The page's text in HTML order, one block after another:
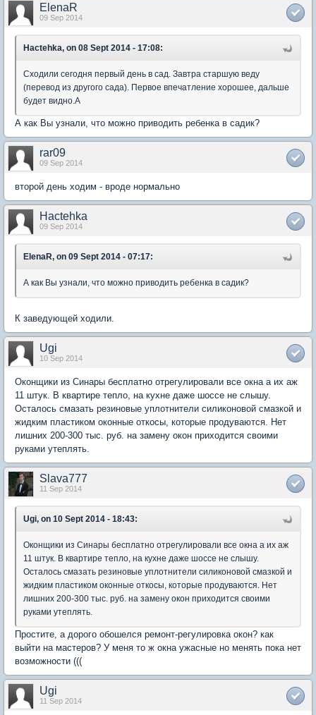
ElenaR
09 Sep 2014
Hactehka, on 08 Sept 2014 - 17:08:
Сходили сегодня первый день в сад. Завтра старшую веду
(перевод из другого сада). Первое впечатление хорошее, дальше
будет видно.А
А как Вы узнали, что можно приводить ребенка в садик?
rar09
09 Sep 2014
второй день ходим - вроде нормально
Hactehka
09 Sep 2014
ElenaR, on 09 Sept 2014 - 07:17:
А как Вы узнали, что можно приводить ребенка в садик?
К заведующей ходили.
Ugi
10 Sep 2014
Оконщики из Синары бесплатно отрегулировали все окна а их аж
11 штук. В квартире тепло, на кухне даже шоссе не слышу.
Осталось смазать резиновые уплотнители силиконовой смазкой и
жидким пластиком оконные откосы, которые продуваются. Нет
лишних 200-300 тыс. руб. на замену окон приходится своими
руками утеплять.
Slava777
11 Sep 2014
Ugi, on 10 Sept 2014 - 18:43:
Оконщики из Синары бесплатно отрегулировали все окна а их аж
11 штук. В квартире тепло, на кухне даже шоссе не слышу.
Осталось смазать резиновые уплотнители силиконовой смазкой и
жидким пластиком оконные откосы, которые продуваются. Нет
лишних 200-300 тыс. руб. на замену окон приходится своими
руками утеплять.
Простите, а дорого обошелся ремонт-регулировка окон? как
выйти на мастеров? У меня то ж окна ужасные но менять пока нет
возможности (((
Ugi
11 Sep 2014